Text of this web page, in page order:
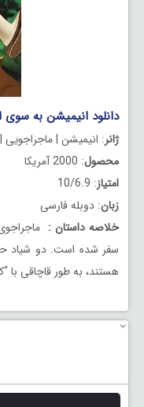
دانلود انیمیشن به سوی
ژانر: انیمیشن |
محصول: 2000 آمریکا
امتیاز: 10/6.9
زبان: دوبله فارسی
خلاصه داستان :
سفر شده است. دو شیاد
هستند، به طور قاچاقی